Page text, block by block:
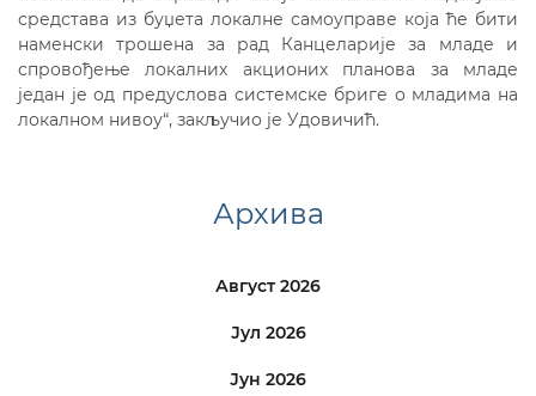
средстава из буџета локалне самоуправе која ће бити
наменски трошена за рад Канцеларије за младе и
спровођење локалних акционих планова за младе
један је од предуслова системске бриге о младима на
локалном нивоу“, закључио је Удовичић.
Архива
Август 2026
Јул 2026
Јун 2026